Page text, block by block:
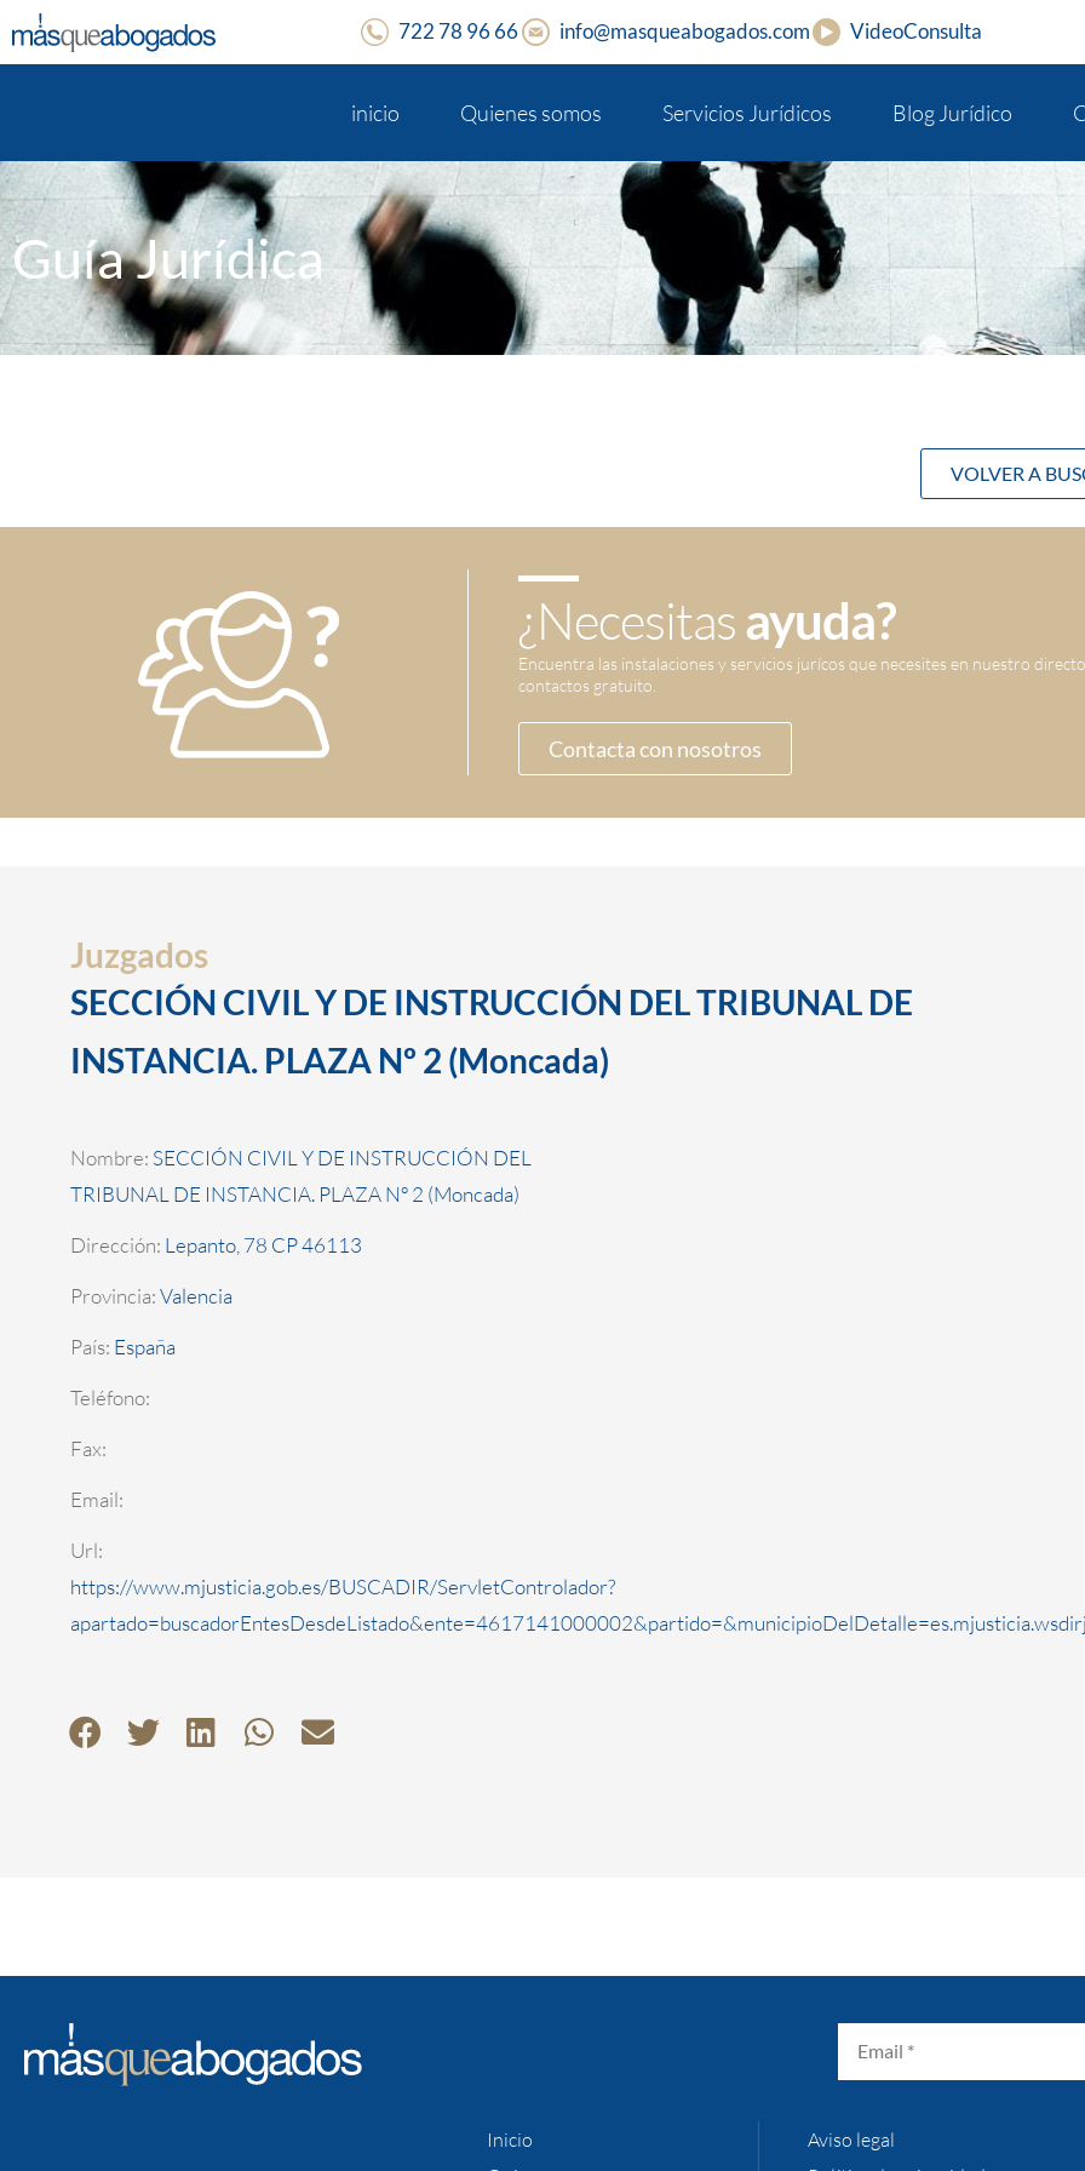
722 78 96 66 info@masqueabogados.com VideoConsulta
inicio Quienes somos Servicios Jurídicos Blog Jurídico
Guía Jurídica
VOLVER A
¿Necesitasayuda?
Encuentra las instalaciones y servicios jurícos que necesites en nuestro
contactos gratuito.
Contacta con nosotros
Juzgados
SECCIÓN CIVIL Y DE INSTRUCCIÓN DEL TRIBUNAL DE
INSTANCIA. PLAZA Nº 2 (Moncada)
Nombre: SECCIÓN CIVIL Y DE INSTRUCCIÓN DEL
TRIBUNAL DE INSTANCIA. PLAZA Nº 2 (Moncada)
Dirección: Lepanto, 78 CP 46113
Provincia:Valencia
País: España
Teléfono:
Fax:
Email:
Url:
https://www.mjusticia.gob.es/BUSCADIR/ServletControlador?
Inicio
Aviso legal